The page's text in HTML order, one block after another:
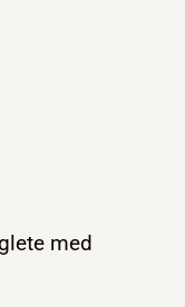
med